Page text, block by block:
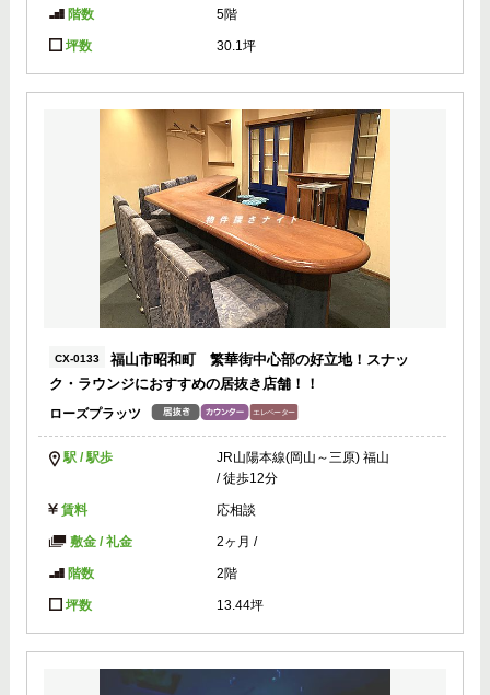
階数 5階
坪数 30.1坪
CX-0133
福山市昭和町 繁華街中心部の好立地！スナッ
ク・ラウンジにおすすめの居抜き店舗！！
ローズプラッツ
駅 / 駅歩
JR山陽本線(岡山～三原) 福山
/ 徒歩12分
賃料 応相談
敷金 / 礼金 2ヶ月 /
階数 2階
坪数 13.44坪